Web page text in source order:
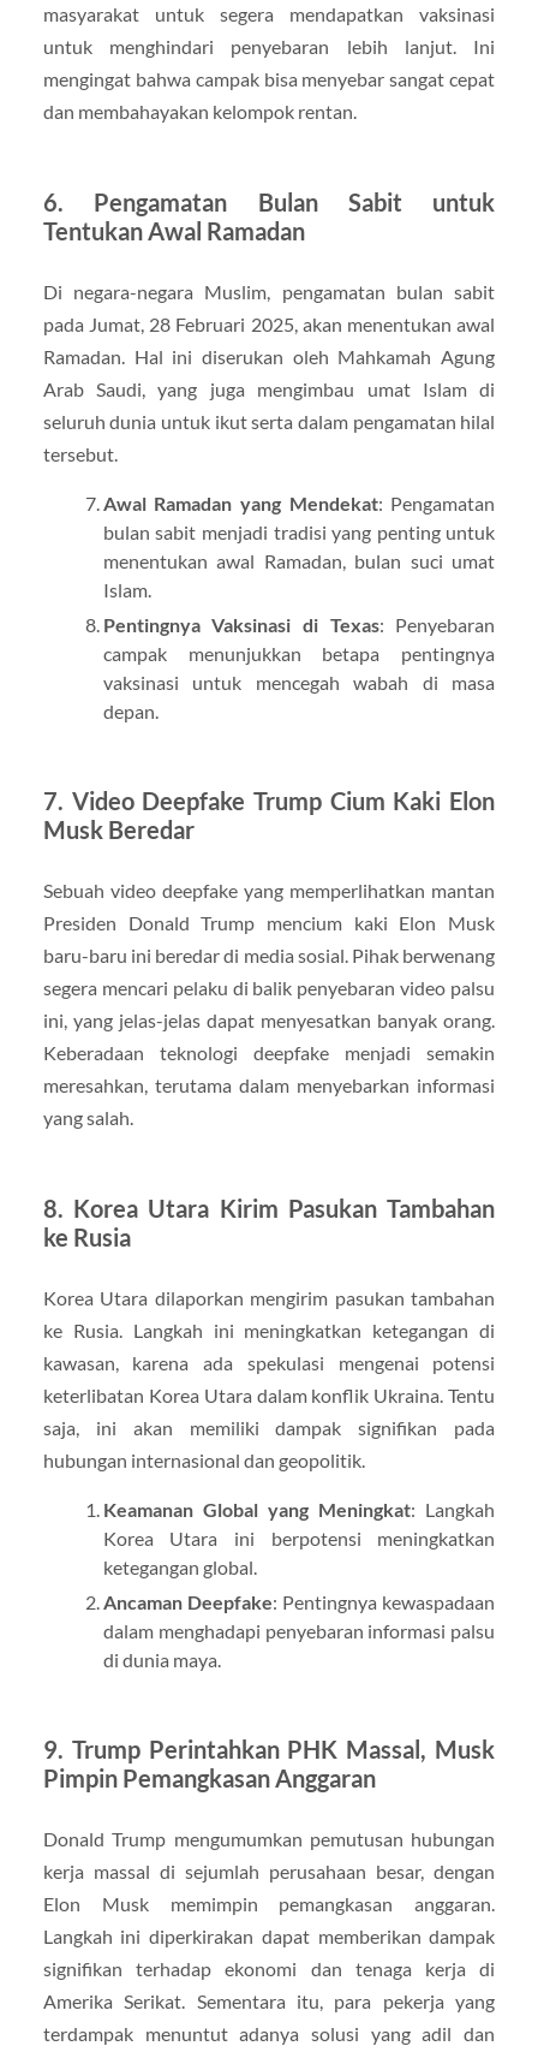
masyarakat untuk segera mendapatkan vaksinasi
untuk menghindari penyebaran lebih lanjut. Ini
mengingat bahwa campak bisa menyebar sangat cepat
dan membahayakan kelompok rentan.
6. Pengamatan Bulan Sabit untuk
Tentukan Awal Ramadan
Di negara-negara Muslim, pengamatan bulan sabit
pada Jumat, 28 Februari 2025, akan menentukan awal
Ramadan. Hal ini diserukan oleh Mahkamah Agung
Arab Saudi, yang juga mengimbau umat Islam di
seluruh dunia untuk ikut serta dalam pengamatan hilal
tersebut.
Awal Ramadan yang Mendekat: Pengamatan
bulan sabit menjadi tradisi yang penting untuk
menentukan awal Ramadan, bulan suci umat
Islam.
Pentingnya Vaksinasi di Texas: Penyebaran
campak menunjukkan betapa pentingnya
vaksinasi untuk mencegah wabah di masa
depan.
7. Video Deepfake Trump Cium Kaki Elon
Musk Beredar
Sebuah video deepfake yang memperlihatkan mantan
Presiden Donald Trump mencium kaki Elon Musk
baru-baru ini beredar di media sosial. Pihak berwenang
segera mencari pelaku di balik penyebaran video palsu
ini, yang jelas-jelas dapat menyesatkan banyak orang.
Keberadaan teknologi deepfake menjadi semakin
meresahkan, terutama dalam menyebarkan informasi
yang salah.
8. Korea Utara Kirim Pasukan Tambahan
ke Rusia
Korea Utara dilaporkan mengirim pasukan tambahan
ke Rusia. Langkah ini meningkatkan ketegangan di
kawasan, karena ada spekulasi mengenai potensi
keterlibatan Korea Utara dalam konflik Ukraina. Tentu
saja, ini akan memiliki dampak signifikan pada
hubungan internasional dan geopolitik.
Keamanan Global yang Meningkat: Langkah
Korea Utara ini berpotensi meningkatkan
ketegangan global.
Ancaman Deepfake: Pentingnya kewaspadaan
dalam menghadapi penyebaran informasi palsu
di dunia maya.
9. Trump Perintahkan PHK Massal, Musk
Pimpin Pemangkasan Anggaran
Donald Trump mengumumkan pemutusan hubungan
kerja massal di sejumlah perusahaan besar, dengan
Elon Musk memimpin pemangkasan anggaran.
Langkah ini diperkirakan dapat memberikan dampak
signifikan terhadap ekonomi dan tenaga kerja di
Amerika Serikat. Sementara itu, para pekerja yang
terdampak menuntut adanya solusi yang adil dan